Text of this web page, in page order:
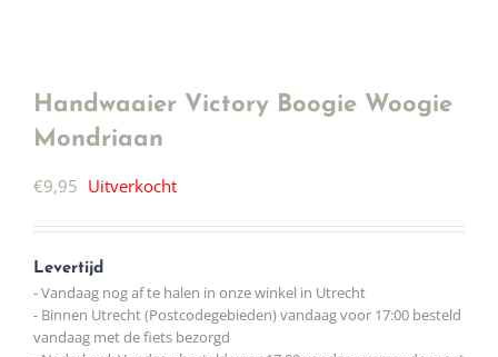
Handwaaier Victory Boogie Woogie
Mondriaan
€9,95 Uitverkocht
Levertijd
- Vandaag nog af te halen in onze winkel in Utrecht
- Binnen Utrecht (Postcodegebieden) vandaag voor 17:00 besteld
vandaag met de fiets bezorgd